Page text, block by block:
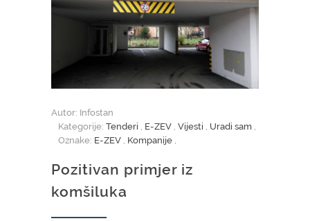
Autor: Infostan
Kategorije: Tenderi , E-ZEV , Vijesti , Uradi sam ,
Oznake: E-ZEV , Kompanije ,
Pozitivan primjer iz
komšiluka